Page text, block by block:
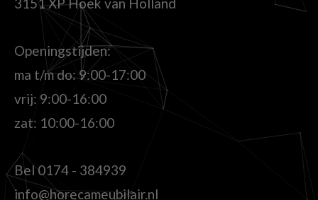
Openingstijden:
ma t/m do: 9:00-17:00
vrij: 9:00-16:00
zat: 10:00-16:00
Bel0174 - 384939
info@horecameubilair.nl